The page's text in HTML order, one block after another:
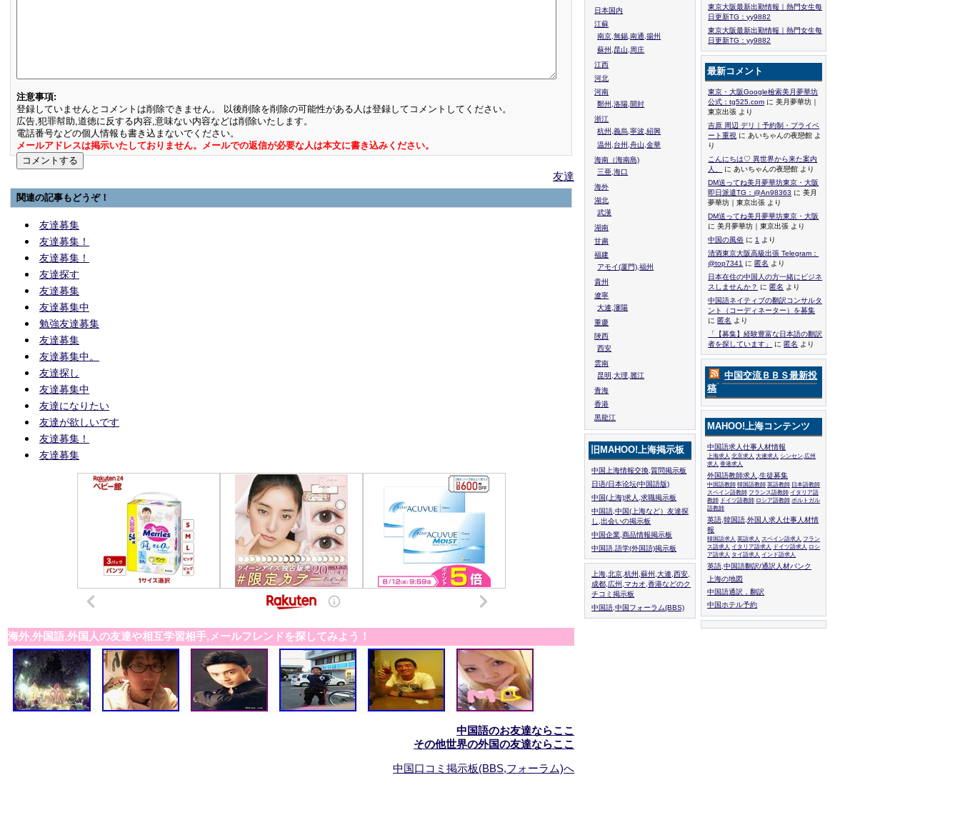
注意事項:
登録していませんとコメントは削除できません。 以後削除を削除の可能性がある人は登録してコメントしてください。
広告,犯罪幇助,道徳に反する内容,意味ない内容などは削除いたします。
電話番号などの個人情報も書き込まないでください。
メールアドレスは掲示いたしておりません。メールでの返信が必要な人は本文に書き込みください。
友達
関連の記事もどうぞ！
友達募集
友達募集！
友達募集！
友達探す
友達募集
友達募集中
勉強友達募集
友達募集
友達募集中。
友達探し
友達募集中
友達になりたい
友達が欲しいです
友達募集！
友達募集
海外,外国語,外国人の友達や相互学習相手,メールフレンドを探してみよう！
中国語のお友達ならここ
その他世界の外国の友達ならここ
中国口コミ掲示板(BBS,フォーラム)へ
日本国内
江蘇
南京,無錫,南通,揚州
蘇州,昆山,周庄
江西
河北
河南
鄭州,洛陽,開封
浙江
杭州,義烏,寧波,紹興
温州,台州,舟山,金華
海南（海南島)
三亜,海口
海外
湖北
武漢
湖南
甘粛
福建
アモイ(厦門),福州
貴州
遼寧
大連,瀋陽
重慶
陜西
西安
雲南
昆明,大理,麗江
青海
香港
黒龍江
旧MAHOO!上海掲示板
中国上海情報交換,質問掲示板
日语/日本论坛(中国語版)
中国(上海)求人,求職掲示板
中国語,中国(上海など）友達探
し,出会いの掲示板
中国企業,商品情報掲示板
中国語.語学(外国語)掲示板
上海,北京,杭州,蘇州,大連,西安,
成都,広州,マカオ,香港などのク
チコミ掲示板
中国語,中国フォーラム(BBS)
東京大阪最新出勤情報｜熱門女生每
日更新TG：yy9882
東京大阪最新出勤情報｜熱門女生每
日更新TG：yy9882
最新コメント
東京・大阪Google檢索美月夢華坊
公式：tg525.com に 美月夢華坊｜
東京出張 より
吉原 周辺 デリ｜予約制・プライベ
ート重視 に あいちゃんの夜戀館 よ
り
こんにちは♡ 異世界から来た案内
人、
に あいちゃんの夜戀館 より
DM送ってね美月夢華坊東京・大阪
即日派遣TG：@An98363 に 美月
夢華坊｜東京出張 より
DM送ってね美月夢華坊東京・大阪
に 美月夢華坊｜東京出張 より
中国の風俗 に 1
より
清酒東京大阪高級出張 Telegram：
@top7341 に 匿名 より
日本在住の中国人の方一緒にビジネ
スしませんか？ に 匿名 より
中国語ネイティブの翻訳コンサルタ
ント（コーディネーター）を募集
に 匿名 より
「【募集】経験豊富な日本語の翻訳
者を探しています」
に 匿名 より
中国交流ＢＢＳ最新投
稿
MAHOO!上海コンテンツ
中国語求人仕事人材情報
上海求人 北京求人 大連求人 シンセン,広州
求人 香港求人
外国語教師求人,生徒募集
中国語教師 韓国語教師 英語教師 日本語教師
スペイン語教師 フランス語教師 イタリア語
教師 ドイツ語教師 ロシア語教師 ポルトガル
語教師
英語,韓国語,外国人求人仕事人材情
報
韓国語求人 英語求人 スペイン語求人 フラン
ス語求人 イタリア語求人 ドイツ語求人 ロシ
ア語求人 タイ語求人 インド語求人
英語,中国語翻訳/通訳人材バンク
上海の地図
中国語通訳，翻訳
中国ホテル予約